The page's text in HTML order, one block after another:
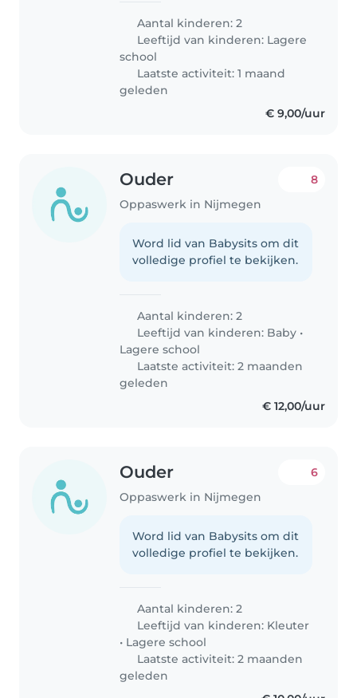
Aantal kinderen: 2
Leeftijd van kinderen: Lagere
school
Laatste activiteit: 1 maand
geleden
€ 9,00/uur
Ouder
Oppaswerk in Nijmegen
8
Word lid van Babysits om dit
volledige profiel te bekijken.
Aantal kinderen: 2
Leeftijd van kinderen: Baby •
Lagere school
Laatste activiteit: 2 maanden
geleden
€ 12,00/uur
Ouder
Oppaswerk in Nijmegen
6
Word lid van Babysits om dit
volledige profiel te bekijken.
Aantal kinderen: 2
Leeftijd van kinderen: Kleuter
• Lagere school
Laatste activiteit: 2 maanden
geleden